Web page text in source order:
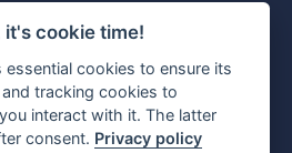
it's cookie time!
essential cookies to ensure its
tracking cookies to
interact with it. The latter
consent. Privacy policy